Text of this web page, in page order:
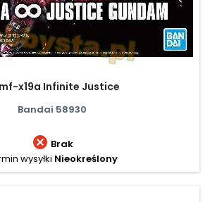
x19a Infinite Justice
Bandai 58930
 Brak
wysyłki Nieokreślony